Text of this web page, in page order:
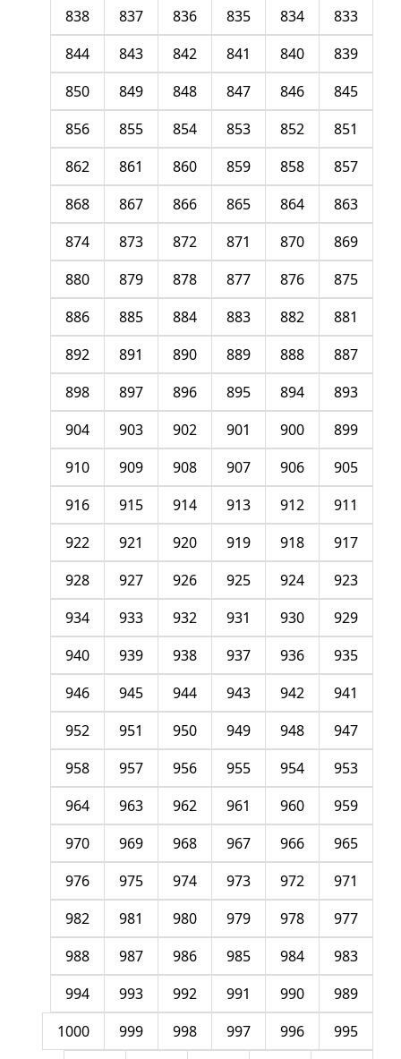
833
834
835
836
837
838
839
840
841
842
843
844
845
846
847
848
849
850
851
852
853
854
855
856
857
858
859
860
861
862
863
864
865
866
867
868
869
870
871
872
873
874
875
876
877
878
879
880
881
882
883
884
885
886
887
888
889
890
891
892
893
894
895
896
897
898
899
900
901
902
903
904
905
906
907
908
909
910
911
912
913
914
915
916
917
918
919
920
921
922
923
924
925
926
927
928
929
930
931
932
933
934
935
936
937
938
939
940
941
942
943
944
945
946
947
948
949
950
951
952
953
954
955
956
957
958
959
960
961
962
963
964
965
966
967
968
969
970
971
972
973
974
975
976
977
978
979
980
981
982
983
984
985
986
987
988
989
990
991
992
993
994
995
996
997
998
999
1000